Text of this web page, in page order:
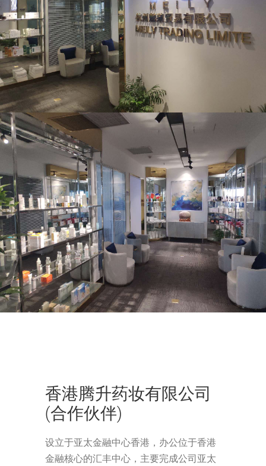
香港腾升药妆有限公司
(合作伙伴)
设立于亚太金融中心香港，办公位于香港
金融核心的汇丰中心，主要完成公司亚太